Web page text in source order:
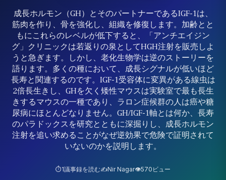
成長ホルモン（GH）とそのパートナーであるIGF-1は、
筋肉を作り、骨を強化し、組織を修復します。加齢とと
もにこれらのレベルが低下すると、「アンチエイジン
グ」クリニックは若返りの泉としてHGH注射を販売しよ
うと急ぎます。しかし、老化生物学は逆のストーリーを
語ります。多くの種において、成長シグナルが低いほど
長寿と関連するのです。IGF-1受容体に変異がある線虫は
2倍長生きし、GHを欠く矮性マウスは実験室で最も長生
きするマウスの一種であり、ラロン症候群の人は癌や糖
尿病にほとんどなりません。GH/IGF-1軸とは何か、長寿
のパラドックスを研究とともに深掘りし、成長ホルモン
注射を追い求めることがなぜ逆効果で危険で証明されて
いないのかを説明します。
⏱️1議事録を読む✍️Nir Nagar👁️570 ビュー